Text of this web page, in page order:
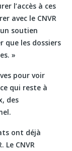
l’accès à ces
avec le CNVR
soutien
que les dossiers
»
pour voir
qui reste à
des
ont déjà
Le CNVR